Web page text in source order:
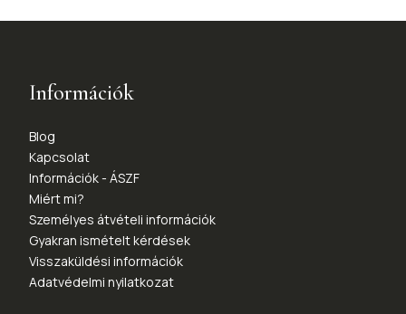
Információk
Blog
Kapcsolat
Információk - ÁSZF
Miért mi?
Személyes átvételi információk
Gyakran ismételt kérdések
Visszaküldési információk
Adatvédelmi nyilatkozat